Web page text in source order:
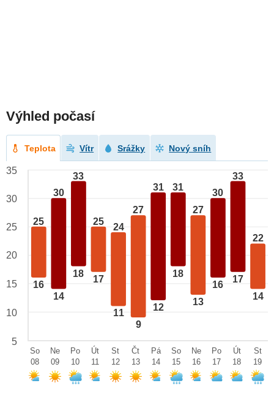
Výhled počasí
Teplota Vítr Srážky Nový sníh
25
16
30
14
33
18
25
17
24
11
27
9
31
12
31
18
27
13
30
16
33
17
22
14
35
30
25
20
15
10
5
So
08
Ne
09
Po
10
Út
11
St
12
Čt
13
Pá
14
So
15
Ne
16
Po
17
Út
18
St
19